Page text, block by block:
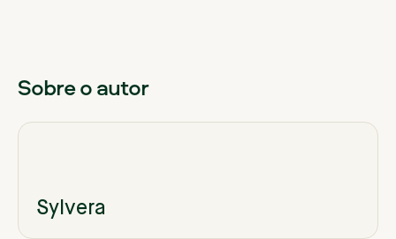
Sobre o autor
Sylvera